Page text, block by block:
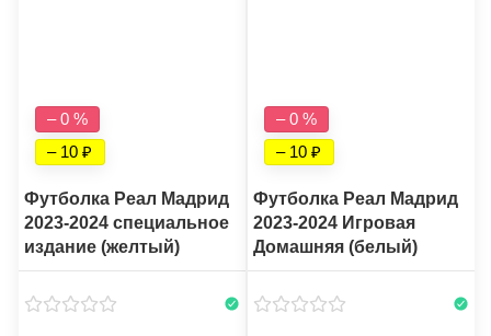
– 0 %
– 10
Футболка Реал Мадрид
2023-2024 специальное
издание (желтый)
– 0 %
– 10
Футболка Реал Мадрид
2023-2024 Игровая
Домашняя (белый)